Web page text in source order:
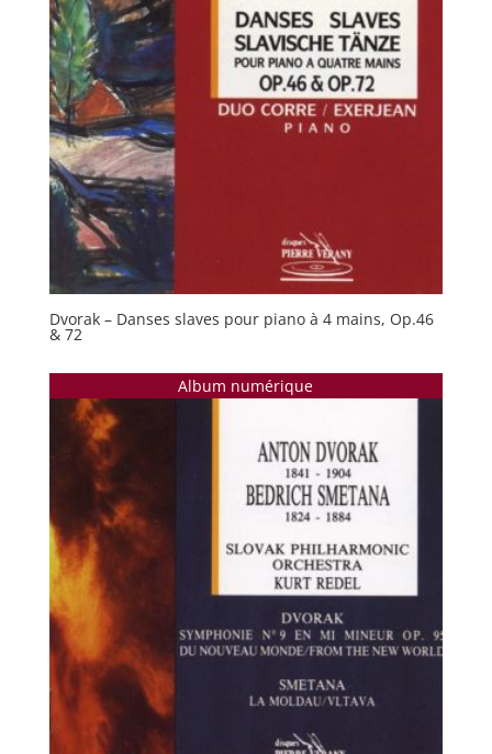
Dvorak – Danses slaves pour piano à 4 mains, Op.46
& 72
Album numérique